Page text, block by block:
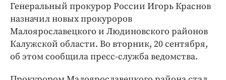
Блоги
Издания
Медиаперсона
Интересное чтиво
Генеральный прокурор России Игорь Краснов
назначил новых прокуроров
Малоярославецкого и Людиновского районов
Калужской области. Во вторник, 20 сентября,
об этом сообщила пресс-служба ведомства.